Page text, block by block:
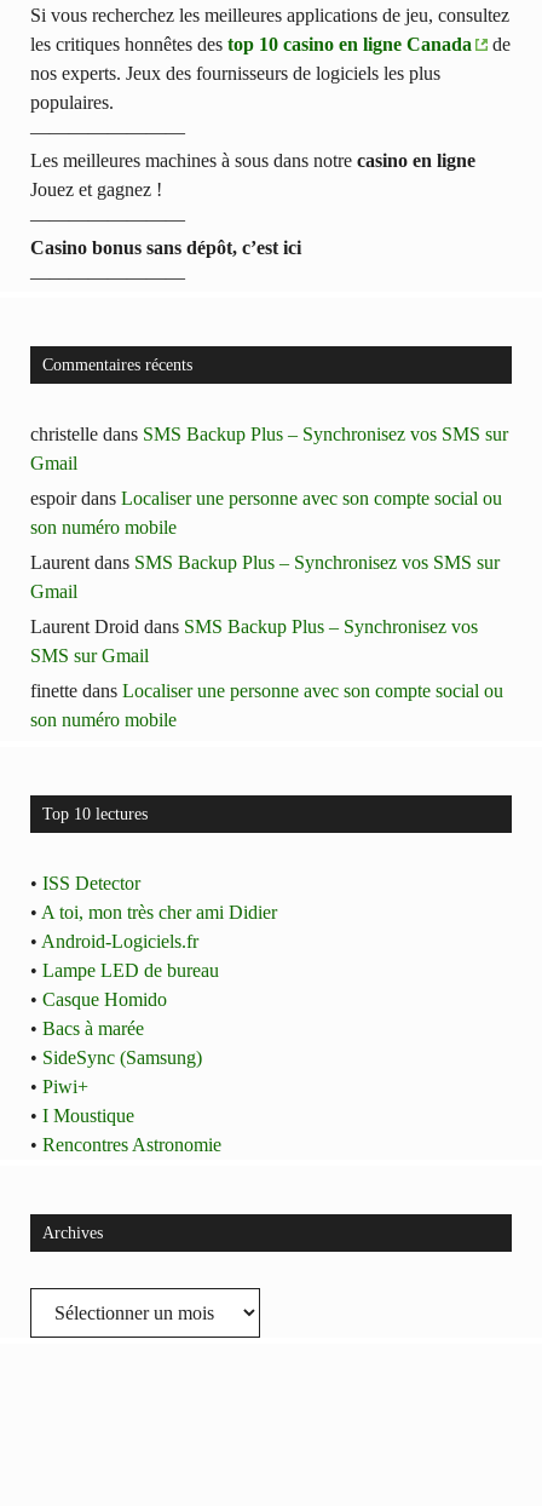
Si vous recherchez les meilleures applications de jeu, consultez
les critiques honnêtes des top 10 casino en ligne Canada
de
nos experts. Jeux des fournisseurs de logiciels les plus
populaires.
————————
Les meilleures machines à sous dans notre casino en ligne
Jouez et gagnez !
————————
Casino bonus sans dépôt, c’est ici
————————
Commentaires récents
christelle dans SMS Backup Plus – Synchronisez vos SMS sur
Gmail
espoirdans Localiser une personne avec son compte social ou
son numéro mobile
Laurent dans SMS Backup Plus – Synchronisez vos SMS sur
Gmail
Laurent Droid dans SMS Backup Plus – Synchronisez vos
SMS sur Gmail
finette dans Localiser une personne avec son compte social ou
son numéro mobile
Top 10 lectures
• ISS Detector
• A toi, mon très cher ami Didier
• Android-Logiciels.fr
• Lampe LED de bureau
• Casque Homido
• Bacs à marée
• SideSync (Samsung)
• Piwi+
• I Moustique
• Rencontres Astronomie
Archives
Archives